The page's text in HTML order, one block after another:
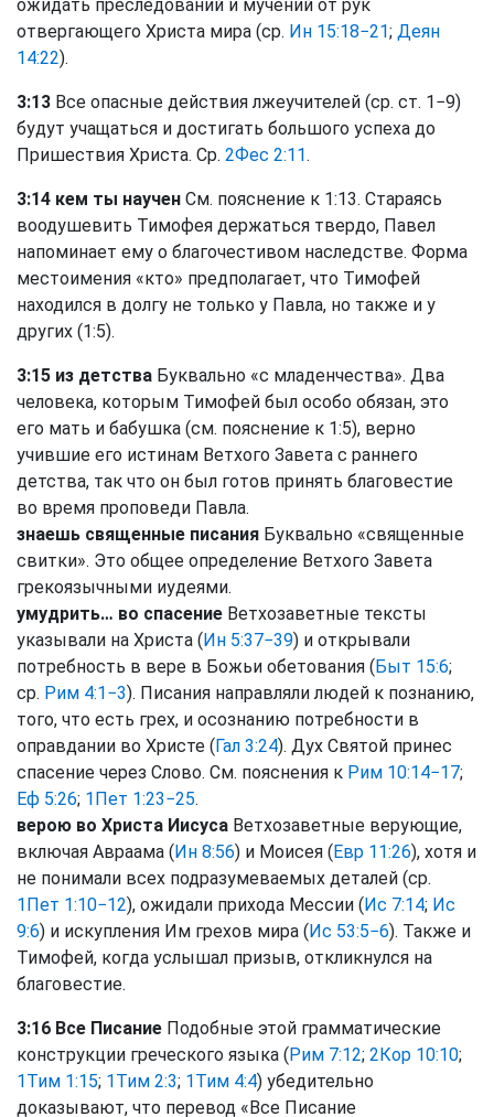
ожидать преследований и мучений от рук
отвергающего Христа мира (ср. Ин 15:18−21; Деян
14:22).
3:13 Все опасные действия лжеучителей (ср. ст. 1−9)
будут учащаться и достигать большого успеха до
Пришествия Христа. Ср. 2Фес 2:11.
3:14 кем ты научен См. пояснение к 1:13. Стараясь
воодушевить Тимофея держаться твердо, Павел
напоминает ему о благочестивом наследстве. Форма
местоимения «кто» предполагает, что Тимофей
находился в долгу не только у Павла, но также и у
других (1:5).
3:15 из детства Буквально «с младенчества». Два
человека, которым Тимофей был особо обязан, это
его мать и бабушка (см. пояснение к 1:5), верно
учившие его истинам Ветхого Завета с раннего
детства, так что он был готов принять благовестие
во время проповеди Павла.
знаешь священные писания Буквально «священные
свитки». Это общее определение Ветхого Завета
грекоязычными иудеями.
умудрить… во спасение Ветхозаветные тексты
указывали на Христа (Ин 5:37−39) и открывали
потребность в вере в Божьи обетования (Быт 15:6;
ср. Рим 4:1−3). Писания направляли людей к познанию,
того, что есть грех, и осознанию потребности в
оправдании во Христе (Гал 3:24). Дух Святой принес
спасение через Слово. См. пояснения к Рим 10:14−17;
Еф 5:26; 1Пет 1:23−25.
верою во Христа Иисуса Ветхозаветные верующие,
включая Авраама (Ин 8:56) и Моисея (Евр 11:26), хотя и
не понимали всех подразумеваемых деталей (ср.
1Пет 1:10−12), ожидали прихода Мессии (Ис 7:14; Ис
9:6) и искупления Им грехов мира (Ис 53:5−6). Также и
Тимофей, когда услышал призыв, откликнулся на
благовестие.
3:16 Все Писание Подобные этой грамматические
конструкции греческого языка (Рим 7:12; 2Кор 10:10;
1Тим 1:15; 1Тим 2:3; 1Тим 4:4) убедительно
доказывают, что перевод «Все Писание